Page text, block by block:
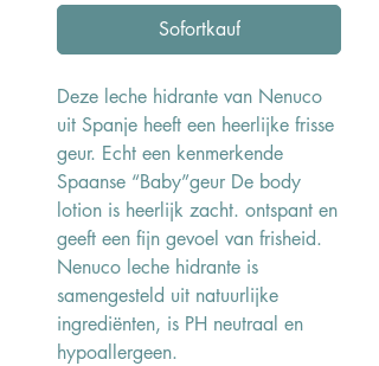
Sofortkauf
Deze leche hidrante van Nenuco
uit Spanje heeft een heerlijke frisse
geur. Echt een kenmerkende
Spaanse “Baby”geur De body
lotion is heerlijk zacht. ontspant en
geeft een fijn gevoel van frisheid.
Nenuco leche hidrante is
samengesteld uit natuurlijke
ingrediënten, is PH neutraal en
hypoallergeen.